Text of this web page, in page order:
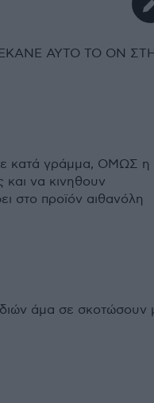
ΑΥΤΟ ΤΟ ΟΝ
κατά γράμμα, ΟΜΩΣ η
και να κινηθουν
στο προϊόν αιθανόλη
άμα σε σκοτώσουν